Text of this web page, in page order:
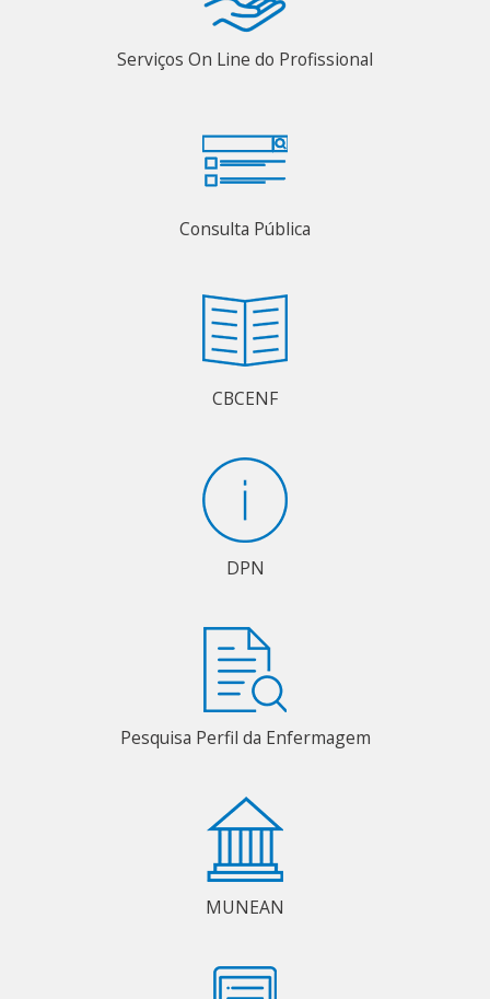
Serviços On Line do Profissional
Consulta Pública
CBCENF
DPN
Pesquisa Perfil da Enfermagem
MUNEAN